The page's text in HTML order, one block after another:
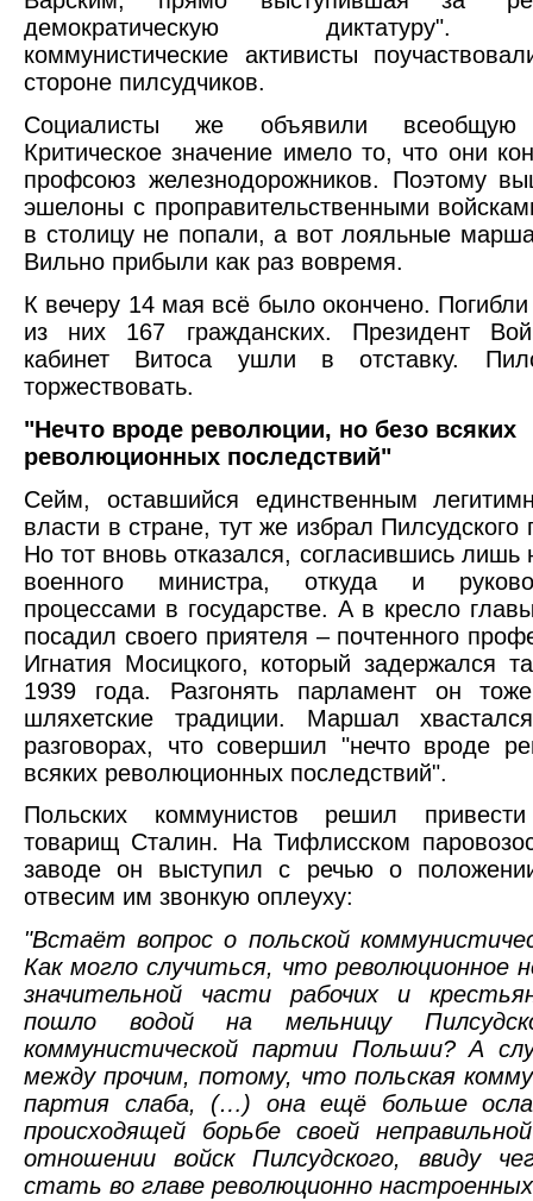
демократическую диктатуру".
коммунистические активисты
стороне пилсудчиков.
Социалисты же объявили всеобщую
Критическое значение имело то, что они
профсоюз железнодорожников. Поэтому
эшелоны с проправительственными
в столицу не попали, а вот лояльные
Вильно прибыли как раз вовремя.
К вечеру 14 мая всё было окончено.
из них 167 гражданских. Президент
кабинет Витоса ушли в отставку.
торжествовать.
"Нечто вроде революции, но безо всяких
революционных последствий"
Сейм, оставшийся единственным
власти в стране, тут же избрал Пилсудского
Но тот вновь отказался, согласившись лишь
военного министра, откуда и
процессами в государстве. А в кресло
посадил своего приятеля – почтенного
Игнатия Мосицкого, который задержался
1939 года. Разгонять парламент он
шляхетские традиции. Маршал
разговорах, что совершил "нечто вроде
всяких революционных последствий".
Польских коммунистов решил
товарищ Сталин. На Тифлисском
заводе он выступил с речью о
отвесим им звонкую оплеуху:
"Встаёт вопрос о польской
Как могло случиться, что революционное
значительной части рабочих и
пошло водой на мельницу
коммунистической партии Польши? А
между прочим, потому, что польская
партия слаба, (…) она ещё больше
происходящей борьбе своей
отношении войск Пилсудского, ввиду
стать во главе революционно